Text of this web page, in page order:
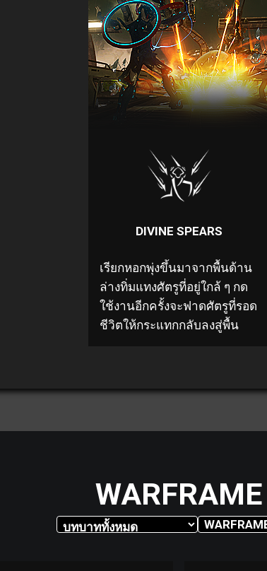
DIVINE SPEARS
เรียกหอกพุ่งขึ้นมาจากพื้นด้าน
ล่างทิ่มแทงศัตรูที่อยู่ใกล้ ๆ กด
ใช้งานอีกครั้งจะฟาดศัตรูที่รอด
ชีวิตให้กระแทกกลับลงสู่พื้น
WARFRAME